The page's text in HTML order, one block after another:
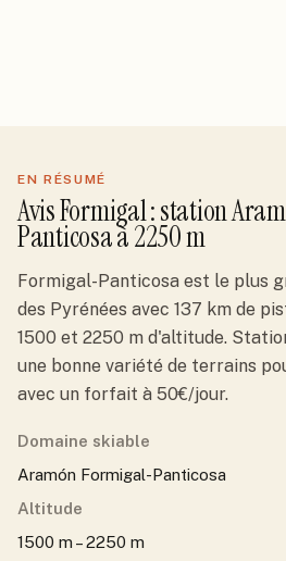
EN RÉSUMÉ
AvisFormigal: station
Panticosaà 2250 m
Formigal-Panticosa est le plus
des Pyrénées avec 137 km de
1500 et 2250 m d'altitude.
une bonne variété de terrains
avec un forfait à 50€/jour.
Domaine skiable
Aramón Formigal-Panticosa
Altitude
1500 m – 2250 m